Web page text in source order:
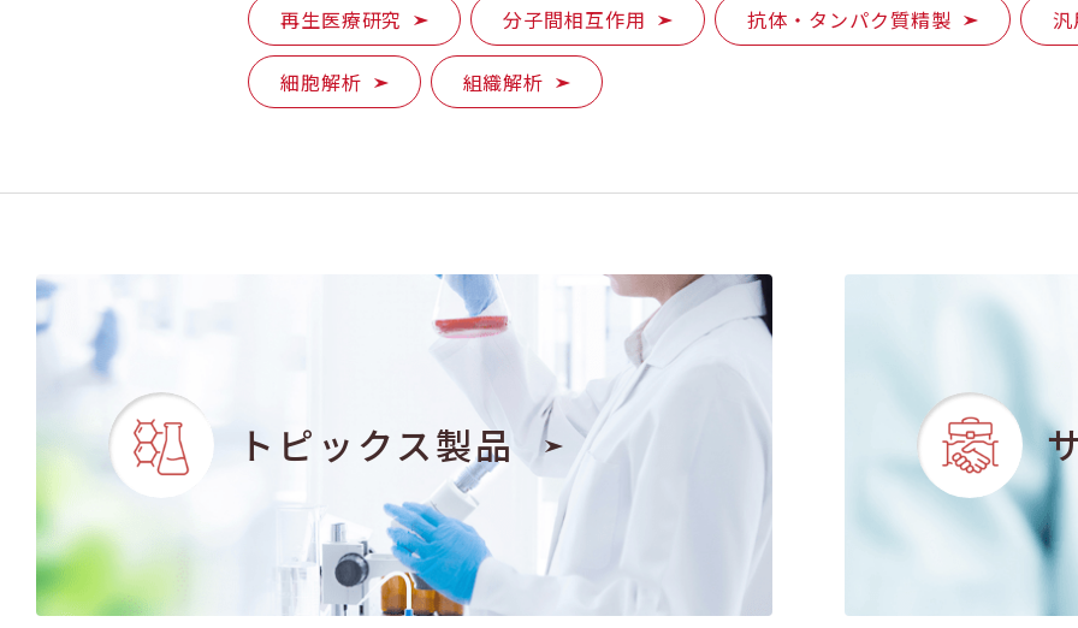
再生医療研究 分子間相互作用 抗体・タンパク質精製
細胞解析 組織解析
トピックス製品